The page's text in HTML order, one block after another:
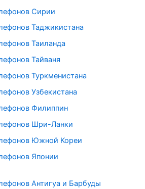
Сирии
Таджикистана
Таиланда
Тайваня
Туркменистана
Узбекистана
Филиппин
Шри-Ланки
Южной Кореи
Японии
Антигуа и Барбуды